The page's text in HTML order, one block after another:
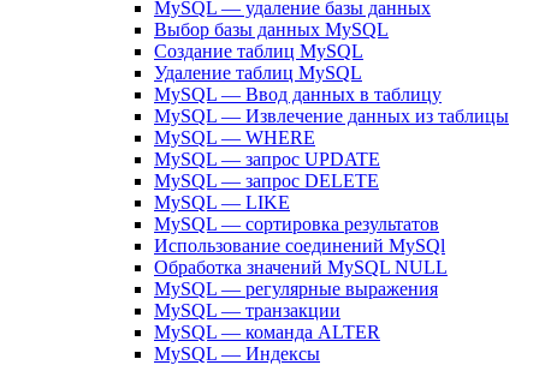
MySQL — удаление базы данных
Выбор базы данных MySQL
Создание таблиц MySQL
Удаление таблиц MySQL
MySQL — Ввод данных в таблицу
MySQL — Извлечение данных из таблицы
MySQL — WHERE
MySQL — запрос UPDATE
MySQL — запрос DELETE
MySQL — LIKE
MySQL — сортировка результатов
Использование соединений MySQl
Обработка значений MySQL NULL
MySQL — регулярные выражения
MySQL — транзакции
MySQL — команда ALTER
MySQL — Индексы